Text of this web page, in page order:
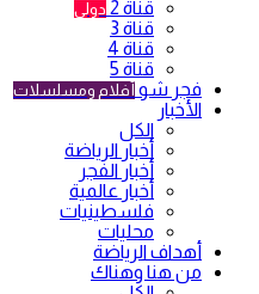
قناة 2 دولي
قناة 3
قناة 4
قناة 5
فجر شو أفلام ومسلسلات
الأخبار
الكل
أخبار الرياضة
أخبار الفجر
أخبار عالمية
فلسطينيات
محليات
أهداف الرياضة
من هنا وهناك